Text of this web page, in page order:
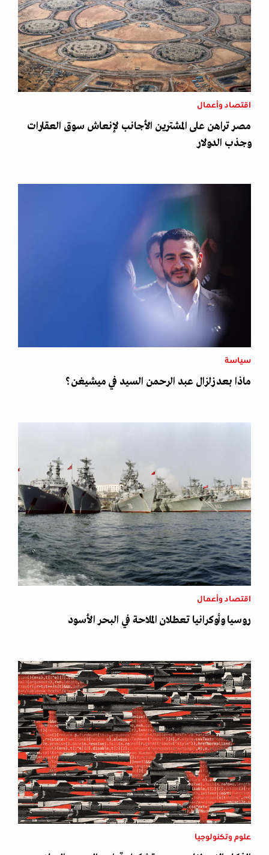
اقتصاد وأعمال
مصر تراهن على المشترين الأجانب لإنعاش سوق العقارات
وجذب الدولار
سياسة
ماذا بعد زلزال عبد الرحمن السيد في ميشيغن؟
اقتصاد وأعمال
روسيا وأوكرانيا تعطلان الملاحة في البحر الأسود
علوم وتكنولوجيا